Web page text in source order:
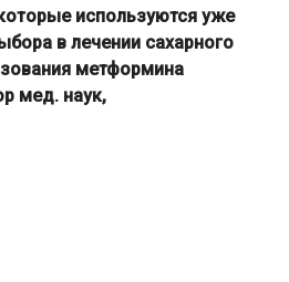
используются уже
в лечении сахарного
метформина
мед. наук,